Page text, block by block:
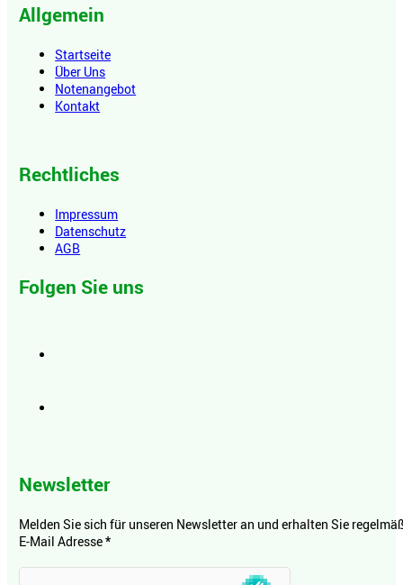
Allgemein
Startseite
Über Uns
Notenangebot
Kontakt
Rechtliches
Impressum
Datenschutz
AGB
Folgen Sie uns
Newsletter
Melden Sie sich für unseren Newsletter an und erhalten Sie
E-Mail Adresse*